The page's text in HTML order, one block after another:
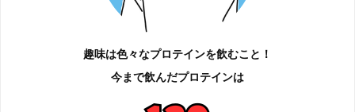
趣味は色々なプロテインを飲むこと！
今まで飲んだプロテインは